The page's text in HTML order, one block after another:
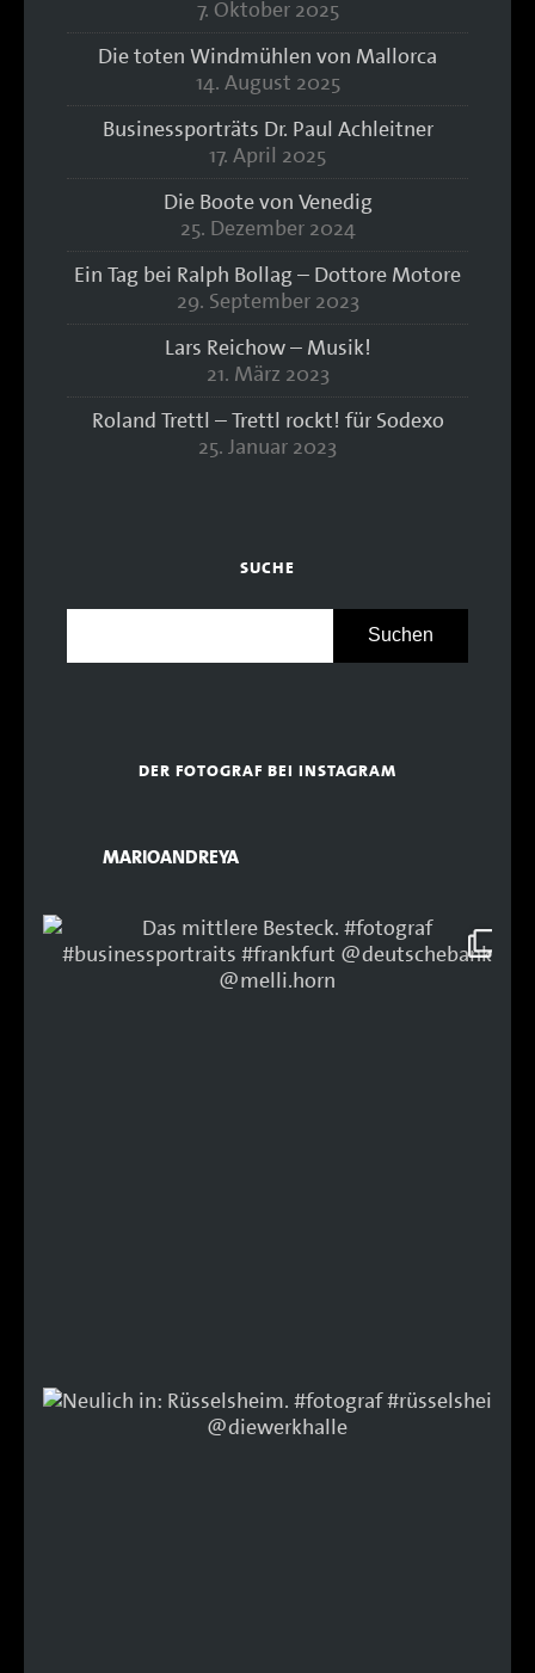
7. Oktober 2025
Die toten Windmühlen von Mallorca
14. August 2025
Businessporträts Dr. Paul Achleitner
17. April 2025
Die Boote von Venedig
25. Dezember 2024
Ein Tag bei Ralph Bollag – Dottore Motore
29. September 2023
Lars Reichow – Musik!
21. März 2023
Roland Trettl – Trettl rockt! für Sodexo
25. Januar 2023
SUCHE
DER FOTOGRAF BEI INSTAGRAM
MARIOANDREYA